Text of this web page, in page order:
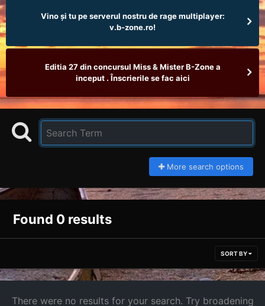
Vino și tu pe serverul nostru de rage multiplayer:
v.b-zone.ro!
Editia 27 din concursul Miss & Mister B-Zone a
inceput . Înscrierile se fac aici
More search options
Found 0 results
SORT BY
There were no results for your search. Try broadening